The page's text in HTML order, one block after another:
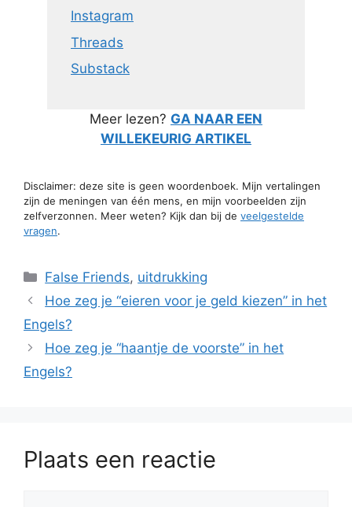
Instagram
Threads
Substack
Meer lezen? GA NAAR EEN
WILLEKEURIG ARTIKEL
Disclaimer: deze site is geen woordenboek. Mijn vertalingen
zijn de meningen van één mens, en mijn voorbeelden zijn
zelfverzonnen. Meer weten? Kijk dan bij de veelgestelde
vragen.
Categorieën
False Friends, uitdrukking
Hoe zeg je “eieren voor je geld kiezen” in het
Engels?
Hoe zeg je “haantje de voorste” in het
Engels?
Plaats een reactie